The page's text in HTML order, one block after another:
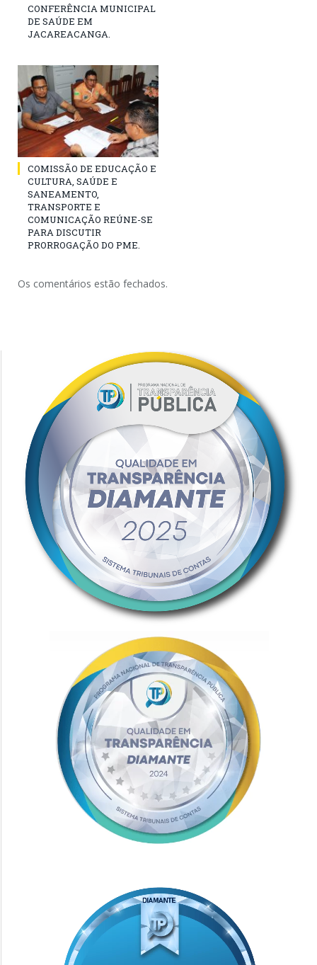
CONFERÊNCIA MUNICIPAL
DE SAÚDE EM
JACAREACANGA.
COMISSÃO DE EDUCAÇÃO E
CULTURA, SAÚDE E
SANEAMENTO,
TRANSPORTE E
COMUNICAÇÃO REÚNE-SE
PARA DISCUTIR
PRORROGAÇÃO DO PME.
Os comentários estão fechados.